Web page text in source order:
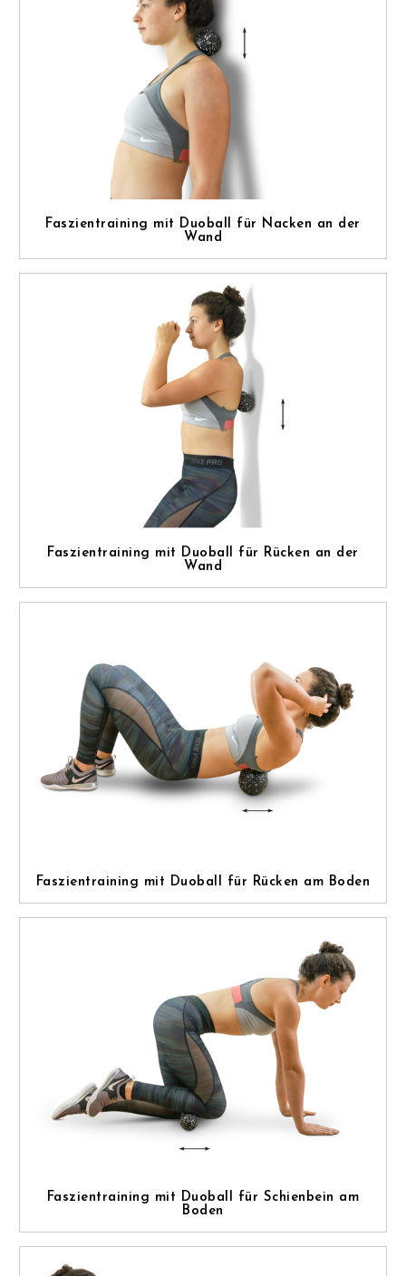
Faszientraining mit Duoball für Nacken an der
Wand
Faszientraining mit Duoball für Rücken an der
Wand
Faszientraining mit Duoball für Rücken am Boden
Faszientraining mit Duoball für Schienbein am
Boden